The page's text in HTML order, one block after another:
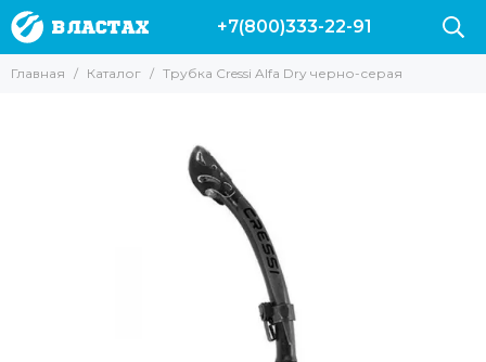
+7(800)333-22-91
Главная Каталог Трубка Cressi Alfa Dry черно-серая